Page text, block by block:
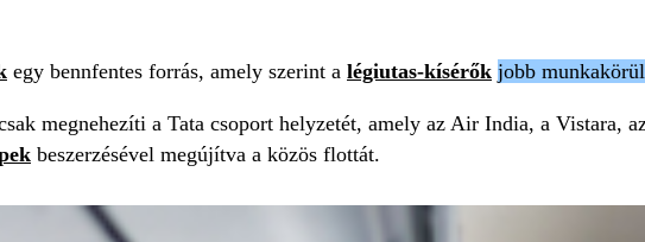
egy bennfentes forrás, amely szerint a légiutas-kísérők jobb
megnehezíti a Tata csoport helyzetét, amely az Air India, a Vistara,
beszerzésével megújítva a közös flottát.